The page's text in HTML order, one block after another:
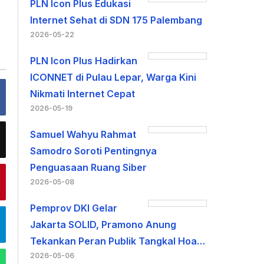
PLN Icon Plus Edukasi
Internet Sehat di SDN 175 Palembang
2026-05-22
PLN Icon Plus Hadirkan
ICONNET di Pulau Lepar, Warga Kini
Nikmati Internet Cepat
2026-05-19
Samuel Wahyu Rahmat
Samodro Soroti Pentingnya
Penguasaan Ruang Siber
2026-05-08
Pemprov DKI Gelar
Jakarta SOLID, Pramono Anung
Tekankan Peran Publik Tangkal Hoa…
2026-05-06